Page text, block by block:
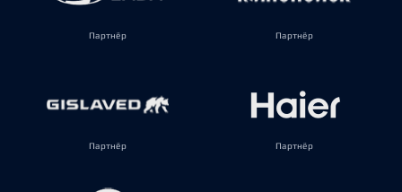
Партнёр Партнёр
Партнёр Партнёр